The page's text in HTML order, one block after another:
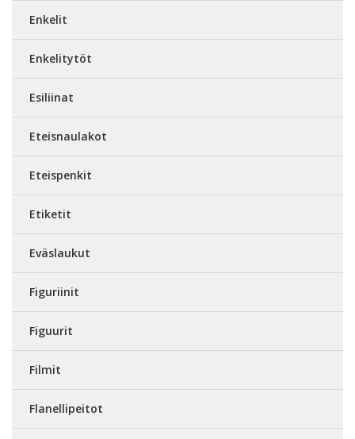
Enkelit
Enkelitytöt
Esiliinat
Eteisnaulakot
Eteispenkit
Etiketit
Eväslaukut
Figuriinit
Figuurit
Filmit
Flanellipeitot